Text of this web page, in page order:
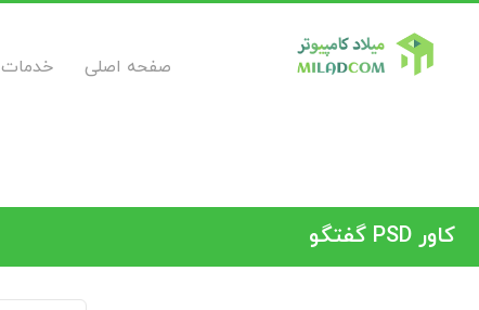
صفحه اصلی خدمات
کاور PSD گفتگو